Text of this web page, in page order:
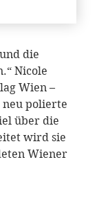
die
Nicole
Wien –
neu polierte
über die
wird sie
Wiener